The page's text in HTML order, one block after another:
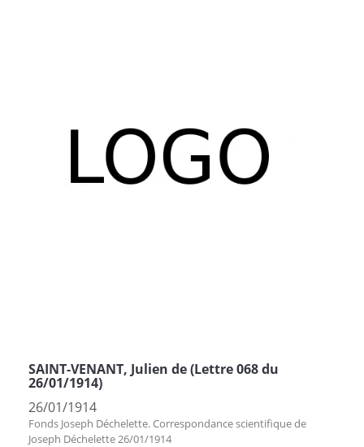
SAINT-VENANT, Julien de (Lettre 068 du
26/01/1914)
26/01/1914
Fonds Joseph Déchelette. Correspondance scientifique de
Joseph Déchelette 26/01/1914